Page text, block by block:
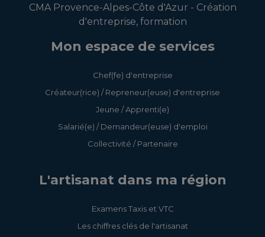
CMA Provence-Alpes-Côte d'Azur - Création
d'entreprise, formation
Mon espace de services
Chef(fe) d'entreprise
Créateur(rice) / Repreneur(euse) d'entreprise
Jeune / Apprenti(e)
Salarié(e) / Demandeur(euse) d'emploi
Collectivité / Partenaire
L'artisanat dans ma région
Examens Taxis et VTC
Les chiffres clés de l'artisanat